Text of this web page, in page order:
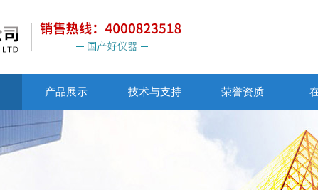
产品展示 技术与支持 荣誉资质